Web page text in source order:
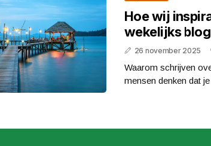
Hoe wij
wekelijks
26 november 2025
Waarom schrijven
mensen denken dat